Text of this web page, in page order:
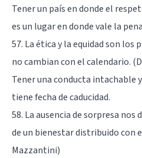
Tener un país en donde el
es un lugar en donde vale la
57. La ética y la equidad son los
no cambian con el calendario.
Tener una conducta intachable
tiene fecha de caducidad.
58. La ausencia de sorpresa
de un bienestar distribuido con
Mazzantini)